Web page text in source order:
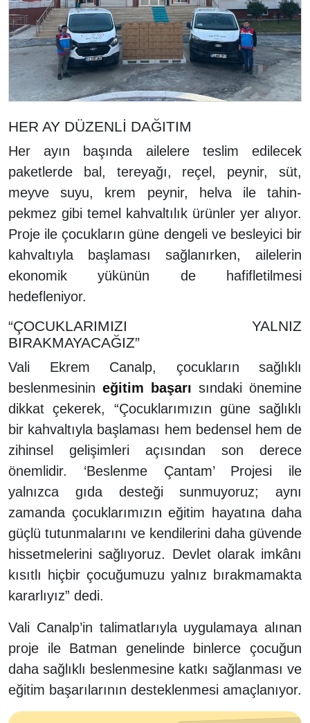
HER AY DÜZENLİ DAĞITIM
Her ayın başında ailelere teslim edilecek
paketlerde bal, tereyağı, reçel, peynir, süt,
meyve suyu, krem peynir, helva ile tahin-
pekmez gibi temel kahvaltılık ürünler yer alıyor.
Proje ile çocukların güne dengeli ve besleyici bir
kahvaltıyla başlaması sağlanırken, ailelerin
ekonomik yükünün de hafifletilmesi
hedefleniyor.
“ÇOCUKLARIMIZI YALNIZ
BIRAKMAYACAĞIZ”
Vali Ekrem Canalp, çocukların sağlıklı
beslenmesinin eğitim başarı sındaki önemine
dikkat çekerek, “Çocuklarımızın güne sağlıklı
bir kahvaltıyla başlaması hem bedensel hem de
zihinsel gelişimleri açısından son derece
önemlidir. ‘Beslenme Çantam’ Projesi ile
yalnızca gıda desteği sunmuyoruz; aynı
zamanda çocuklarımızın eğitim hayatına daha
güçlü tutunmalarını ve kendilerini daha güvende
hissetmelerini sağlıyoruz. Devlet olarak imkânı
kısıtlı hiçbir çocuğumuzu yalnız bırakmamakta
kararlıyız” dedi.
Vali Canalp’in talimatlarıyla uygulamaya alınan
proje ile Batman genelinde binlerce çocuğun
daha sağlıklı beslenmesine katkı sağlanması ve
eğitim başarılarının desteklenmesi amaçlanıyor.